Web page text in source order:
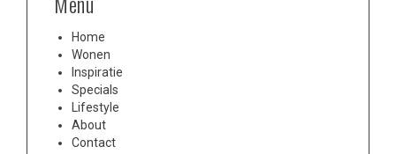
Home
Wonen
Inspiratie
Specials
Lifestyle
About
Contact